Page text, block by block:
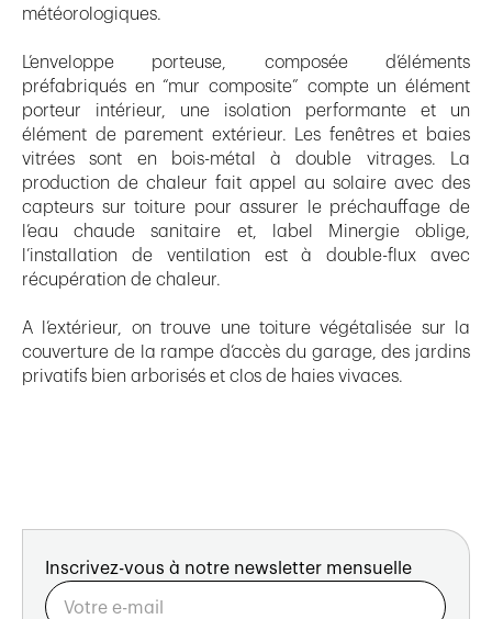
météorologiques.
L’enveloppe porteuse, composée d’éléments
préfabriqués en “mur composite” compte un élément
porteur intérieur, une isolation performante et un
élément de parement extérieur. Les fenêtres et baies
vitrées sont en bois-métal à double vitrages. La
production de chaleur fait appel au solaire avec des
capteurs sur toiture pour assurer le préchauffage de
l’eau chaude sanitaire et, label Minergie oblige,
l’installation de ventilation est à double-flux avec
récupération de chaleur.
A l’extérieur, on trouve une toiture végétalisée sur la
couverture de la rampe d’accès du garage, des jardins
privatifs bien arborisés et clos de haies vivaces.
Inscrivez-vous à notre newsletter mensuelle